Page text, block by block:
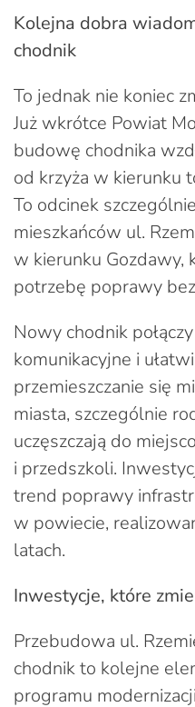
Kolejna dobra
chodnik
To jednak nie koniec
Już wkrótce Powiat
budowę chodnika
od krzyża w kierunku
To odcinek
mieszkańców ul.
w kierunku Gozdawy,
potrzebę poprawy
Nowy chodnik
komunikacyjne i
przemieszczanie się
miasta, szczególnie
uczęszczają do
i przedszkoli.
trend poprawy
w powiecie,
latach.
Inwestycje, które
Przebudowa ul.
chodnik to kolejne
programu